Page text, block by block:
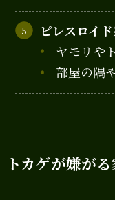
ピレスロイ
ヤモリや
部屋の隅
トカゲが嫌が